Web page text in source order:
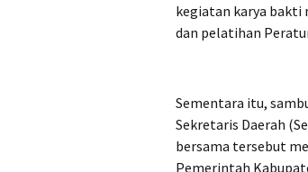
kegiatan karya bakti
dan pelatihan
Sementara itu,
Sekretaris Daerah
bersama tersebut
Pemerintah